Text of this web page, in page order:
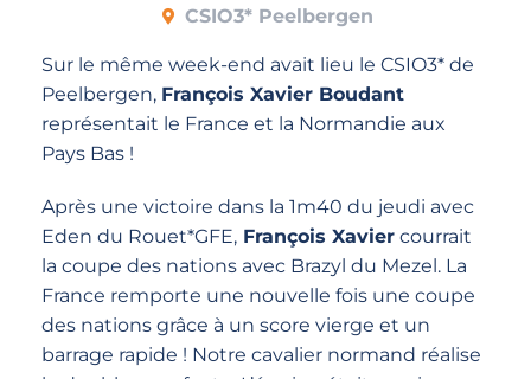
CSIO3* Peelbergen
Sur le même week-end avait lieu le CSIO3* de
Peelbergen, François Xavier Boudant
représentait le France et la Normandie aux
Pays Bas !
Après une victoire dans la 1m40 du jeudi avec
Eden du Rouet*GFE, François Xavier courrait
la coupe des nations avec Brazyl du Mezel. La
France remporte une nouvelle fois une coupe
des nations grâce à un score vierge et un
barrage rapide ! Notre cavalier normand réalise